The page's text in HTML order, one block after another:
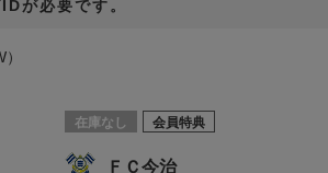
が必要です。
在庫なし 会員特典
ＦＣ今治